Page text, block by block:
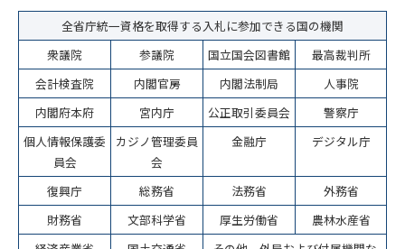
全省庁統一資格を取得する入札に参加できる国の機関
衆議院
参議院 国立国会図書館
最高裁判所
会計検査院
内閣官房 内閣法制局
人事院
内閣府本府
宮内庁 公正取引委員会
警察庁
個人情報保護委
員会
カジノ管理委員
会
金融庁 デジタル庁
復興庁 総務省 法務省
外務省
財務省
文部科学省 厚生労働省
農林水産省